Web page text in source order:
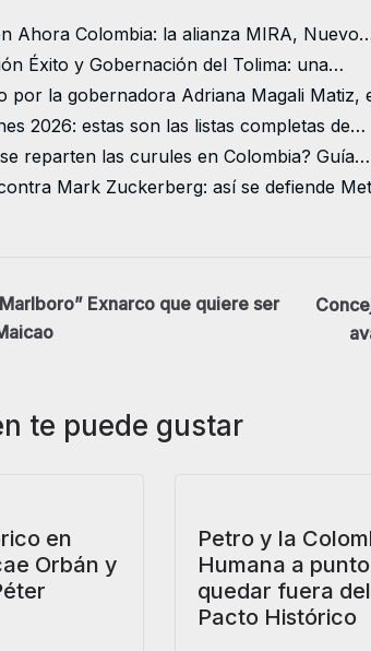
d
I
n
s
A
p
p
n
g
e
r
Ahora Colombia: la alianza MIRA,
Éxito y Gobernación del Tolima: una…
por la gobernadora Adriana Magali Matiz,
2026: estas son las listas completas de…
reparten las curules en Colombia? Guía…
Mark Zuckerberg: así se defiende
Exnarco que quiere ser
te puede gustar
en
Orbán y
Petro y la
Humana a
quedar fuera del
Pacto Histórico